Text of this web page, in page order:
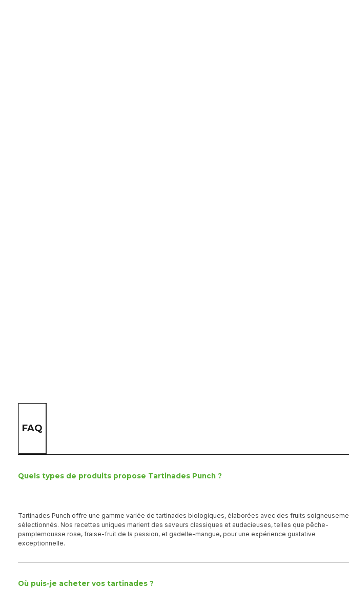
FAQ
Quels types de produits propose Tartinades Punch ?
Tartinades Punch offre une gamme variée de tartinades biologiques, élaborées avec des fruits
sélectionnés. Nos recettes uniques marient des saveurs classiques et audacieuses, telles que pêche-
pamplemousse rose, fraise-fruit de la passion, et gadelle-mangue, pour une expérience gustative
exceptionnelle.
Où puis-je acheter vos tartinades ?